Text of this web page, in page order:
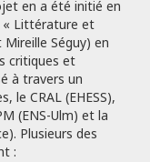
en a été initié en
« Littérature et
Séguy) en
critiques et
à travers un
le CRAL (EHESS),
(ENS-Ulm) et la
Plusieurs des
: